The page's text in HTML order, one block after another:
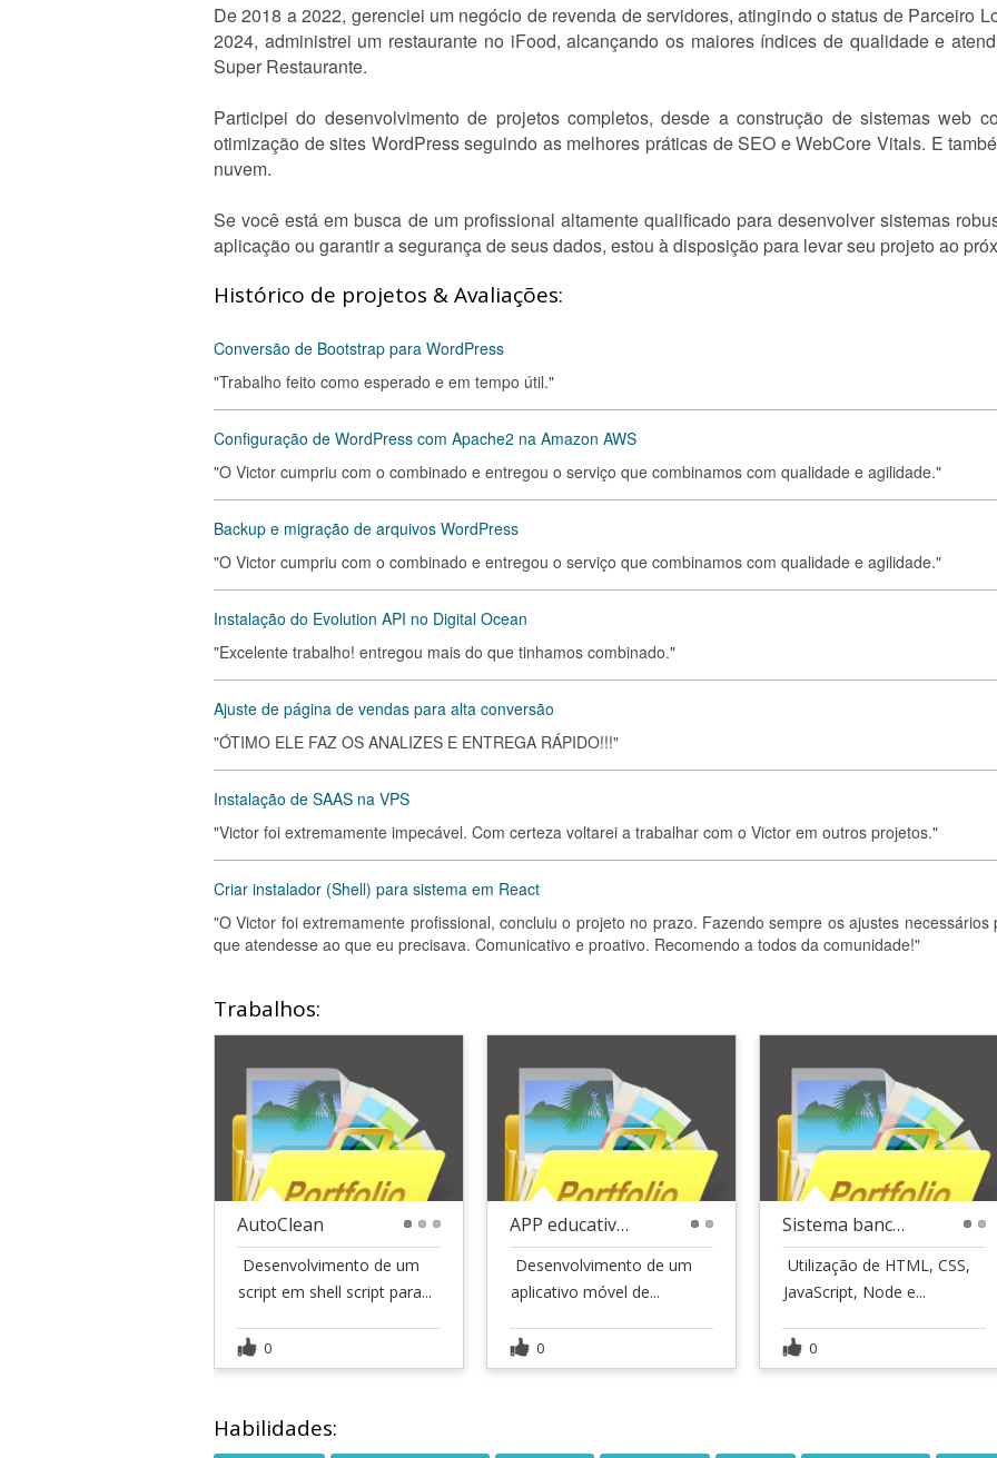
De 2018 a 2022, gerenciei um negócio de revenda de servidores, atingindo o status de Parceiro
2024, administrei um restaurante no iFood, alcançando os maiores índices de qualidade e
Super Restaurante.
Participei do desenvolvimento de projetos completos, desde a construção de sistemas web
otimização de sites WordPress seguindo as melhores práticas de SEO e WebCore Vitals. E
nuvem.
Se você está em busca de um profissional altamente qualificado para desenvolver sistemas
aplicação ou garantir a segurança de seus dados, estou à disposição para levar seu projeto ao
Histórico de projetos & Avaliações:
Conversão de Bootstrap para WordPress
"Trabalho feito como esperado e em tempo útil."
Configuração de WordPress com Apache2 na Amazon AWS
"O Victor cumpriu com o combinado e entregou o serviço que combinamos com qualidade e agilidade."
Backup e migração de arquivos WordPress
"O Victor cumpriu com o combinado e entregou o serviço que combinamos com qualidade e agilidade."
Instalação do Evolution API no Digital Ocean
"Excelente trabalho! entregou mais do que tinhamos combinado."
Ajuste de página de vendas para alta conversão
"ÓTIMO ELE FAZ OS ANALIZES E ENTREGA RÁPIDO!!!"
Instalação de SAAS na VPS
"Victor foi extremamente impecável. Com certeza voltarei a trabalhar com o Victor em outros projetos."
Criar instalador (Shell) para sistema em React
"O Victor foi extremamente profissional, concluiu o projeto no prazo. Fazendo sempre os ajustes necessários
que atendesse ao que eu precisava. Comunicativo e proativo. Recomendo a todos da comunidade!"
Trabalhos:
AutoClean
 Desenvolvimento de um
script em shell script para...
0
APP educativo de contos folclóricos japoneses
 Desenvolvimento de um
aplicativo móvel de...
0
Sistema bancário
 Utilização de HTML, CSS,
JavaScript, Node e...
0
Habilidades: